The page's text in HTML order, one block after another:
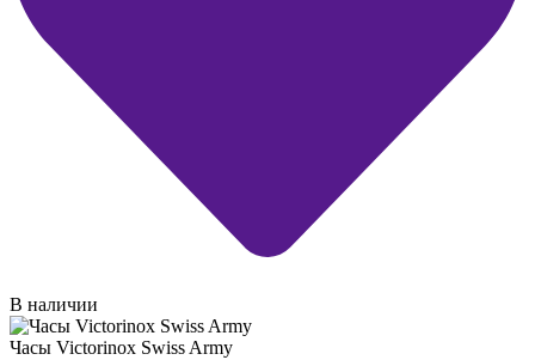
В наличии
Часы Victorinox Swiss Army